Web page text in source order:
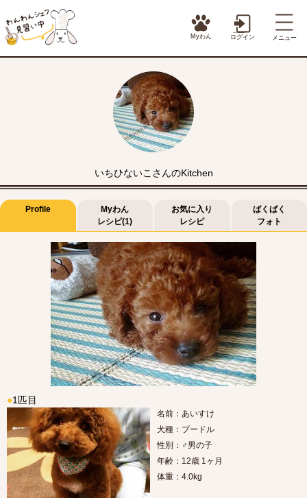
Myわん ログイン メニュー
いちひないこさんのKitchen
Profile
Myわん
レシピ(1)
お気に入り
レシピ
ばくばく
フォト
●1匹目
名前：あいすけ
犬種：プードル
性別：♂男の子
年齢：12歳 1ヶ月
体重：4.0kg